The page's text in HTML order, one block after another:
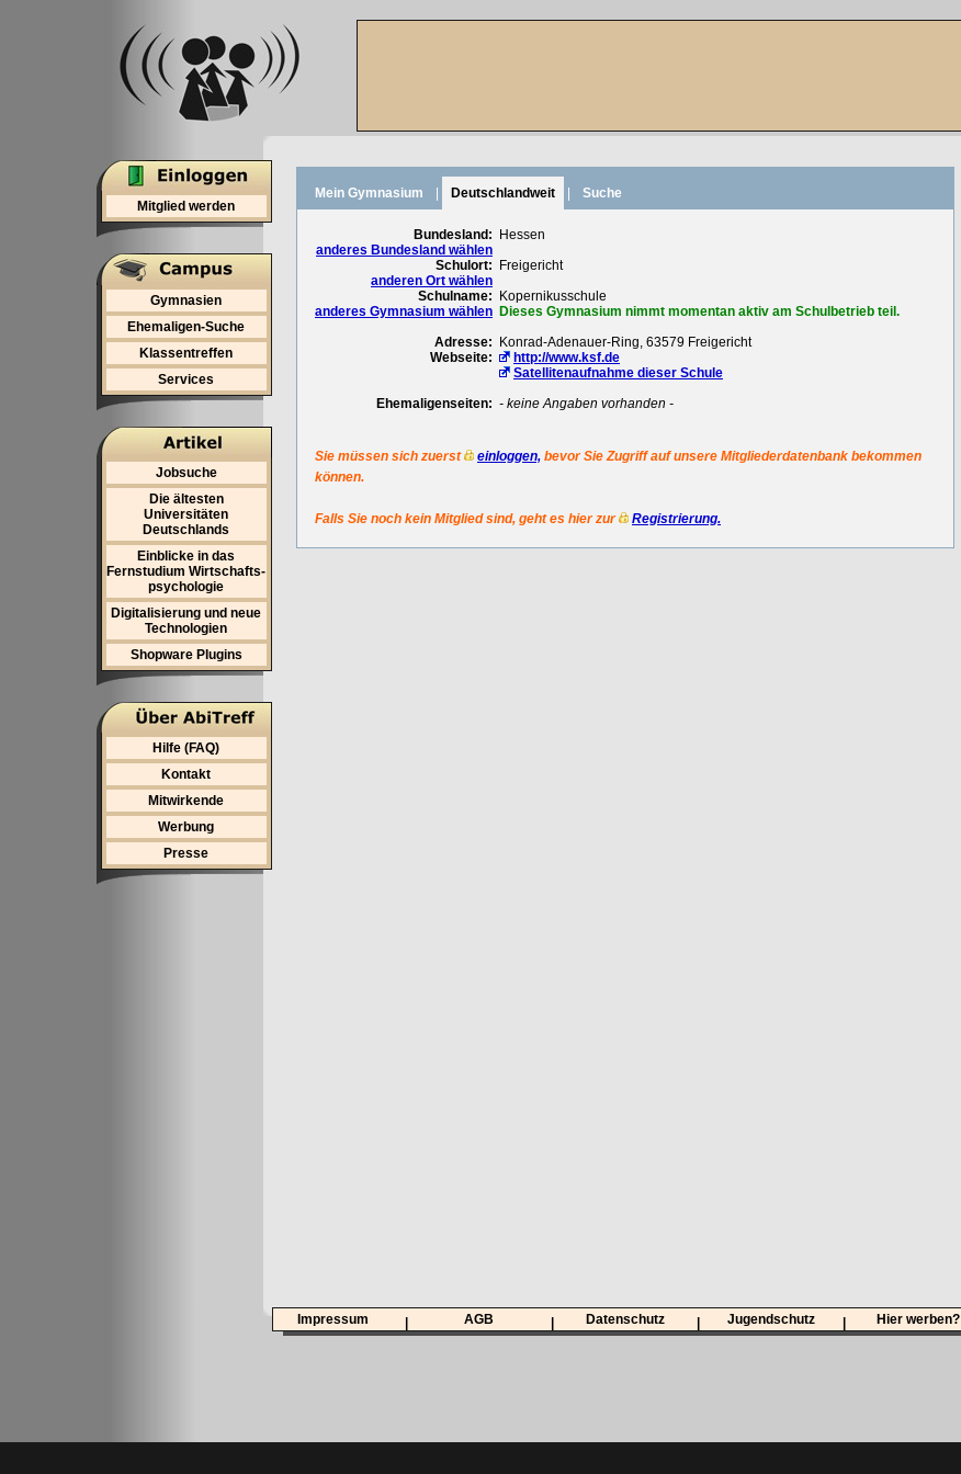
Mitglied werden
Gymnasien
Ehemaligen-Suche
Klassentreffen
Services
Jobsuche
Die ältesten
Universitäten
Deutschlands
Einblicke in das
Fernstudium Wirtschafts-
psychologie
Digitalisierung und neue
Technologien
Shopware Plugins
Hilfe (FAQ)
Kontakt
Mitwirkende
Werbung
Presse
Mein Gymnasium Deutschlandweit Suche
Bundesland:
anderes Bundesland wählen
Hessen
Schulort:
anderen Ort wählen
Freigericht
Schulname:
anderes Gymnasium wählen
Kopernikusschule
Dieses Gymnasium nimmt momentan aktiv am Schulbetrieb teil.
Adresse:
Konrad-Adenauer-Ring, 63579 Freigericht
Webseite:
http://www.ksf.de
Satellitenaufnahme dieser Schule
Ehemaligenseiten: - keine Angaben vorhanden -
Sie müssen sich zuerst einloggen, bevor Sie Zugriff auf unsere Mitgliederdatenbank bekommen
können.
Falls Sie noch kein Mitglied sind, geht es hier zur Registrierung.
Impressum AGB Datenschutz Jugendschutz Hier werben?